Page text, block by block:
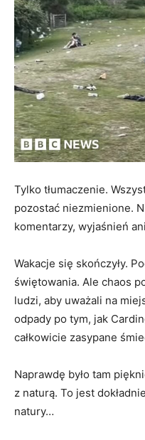
Tylko tłumaczenie.
pozostać niezmienione.
komentarzy, wyjaśnień
Wakacje się skończyły.
świętowania. Ale chaos
ludzi, aby uważali na
odpady po tym, jak
całkowicie zasypane
Naprawdę było tam
z naturą. To jest
natury…